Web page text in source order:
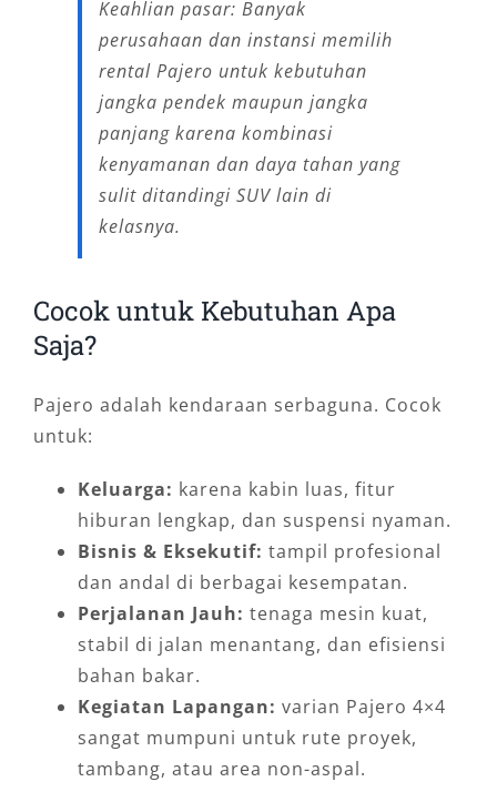
Keahlian pasar: Banyak
perusahaan dan instansi memilih
rental Pajero untuk kebutuhan
jangka pendek maupun jangka
panjang karena kombinasi
kenyamanan dan daya tahan yang
sulit ditandingi SUV lain di
kelasnya.
Cocok untuk Kebutuhan Apa
Saja?
Pajero adalah kendaraan serbaguna. Cocok
untuk:
Keluarga: karena kabin luas, fitur
hiburan lengkap, dan suspensi nyaman.
Bisnis & Eksekutif: tampil profesional
dan andal di berbagai kesempatan.
Perjalanan Jauh: tenaga mesin kuat,
stabil di jalan menantang, dan efisiensi
bahan bakar.
Kegiatan Lapangan: varian Pajero 4×4
sangat mumpuni untuk rute proyek,
tambang, atau area non-aspal.